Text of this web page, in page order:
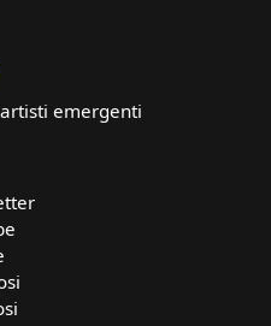
emergenti